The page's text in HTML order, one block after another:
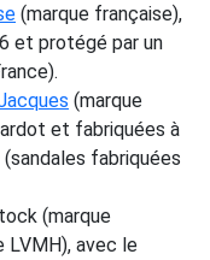
(marque française),
et protégé par un
(marque
et fabriquées à
fabriquées
(marque
LVMH), avec le